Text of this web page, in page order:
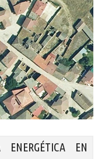
ENERGÉTICA EN